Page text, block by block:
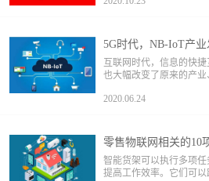
5G时代，NB-IoT产
互联网时代，信息的快捷
也大幅改变了原来的产
策促进互联网产业和经济
半席位。
2020.06.24
零售物联网相关的10
智能货架可以执行多项
提高工作效率。它们可